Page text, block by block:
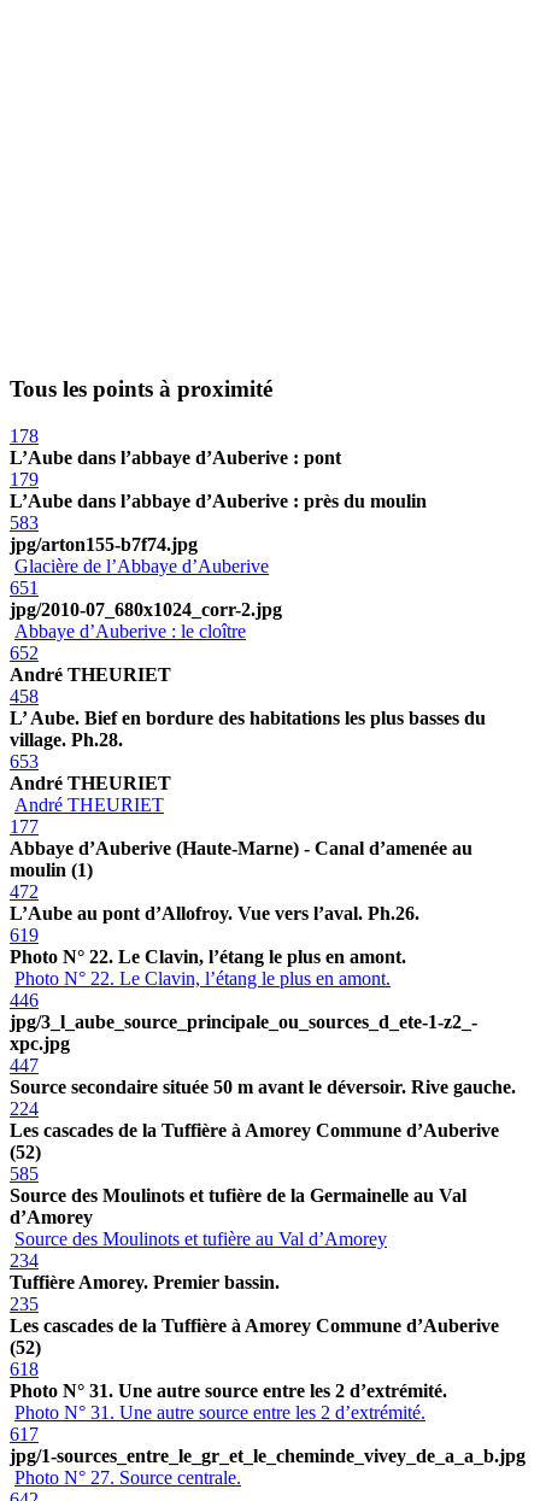
Tous les points à proximité
178
L’Aube dans l’abbaye d’Auberive : pont
179
L’Aube dans l’abbaye d’Auberive : près du moulin
583
jpg/arton155-b7f74.jpg
Glacière de l’Abbaye d’Auberive
651
jpg/2010-07_680x1024_corr-2.jpg
Abbaye d’Auberive : le cloître
652
André THEURIET
458
L’ Aube. Bief en bordure des habitations les plus basses du
village. Ph.28.
653
André THEURIET
André THEURIET
177
Abbaye d’Auberive (Haute-Marne) - Canal d’amenée au
moulin (1)
472
L’Aube au pont d’Allofroy. Vue vers l’aval. Ph.26.
619
Photo N° 22. Le Clavin, l’étang le plus en amont.
Photo N° 22. Le Clavin, l’étang le plus en amont.
446
jpg/3_l_aube_source_principale_ou_sources_d_ete-1-z2_-
xpc.jpg
447
Source secondaire située 50 m avant le déversoir. Rive gauche.
224
Les cascades de la Tuffière à Amorey Commune d’Auberive
(52)
585
Source des Moulinots et tufière de la Germainelle au Val
d’Amorey
Source des Moulinots et tufière au Val d’Amorey
234
Tuffière Amorey. Premier bassin.
235
Les cascades de la Tuffière à Amorey Commune d’Auberive
(52)
618
Photo N° 31. Une autre source entre les 2 d’extrémité.
Photo N° 31. Une autre source entre les 2 d’extrémité.
617
jpg/1-sources_entre_le_gr_et_le_cheminde_vivey_de_a_a_b.jpg
Photo N° 27. Source centrale.